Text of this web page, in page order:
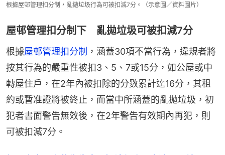
根據屋邨管理扣分制，亂拋垃圾行為可被扣減7分。（示意圖／資料圖片）
屋邨管理扣分制下 亂拋垃圾可被扣減7分
根據屋邨管理扣分制 ，涵蓋30項不當行為，違規者將
按其行為的嚴重性被扣3、5、7或15分，如公屋或中
轉屋住戶，在2年內被扣除的分數累計達16分，其租
約或暫准證將被終止，而當中所涵蓋的亂拋垃圾，初
犯者書面警告無效後，在2年警告有效期內再犯，則
可被扣減7分。